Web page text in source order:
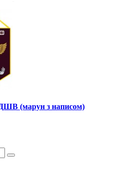
(марун з написом)